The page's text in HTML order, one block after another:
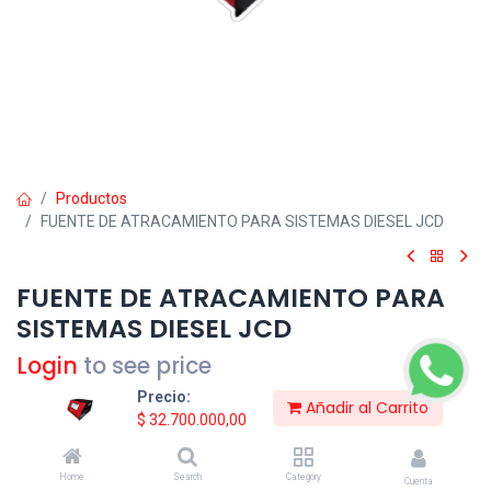
Precio:
$ 32.700.000,00
Añadir al Carrito
Home Search Category Cuenta
Productos
FUENTE DE ATRACAMIENTO PARA SISTEMAS DIESEL JCD
FUENTE DE ATRACAMIENTO PARA
SISTEMAS DIESEL JCD
Login to see price
Consultar Precio